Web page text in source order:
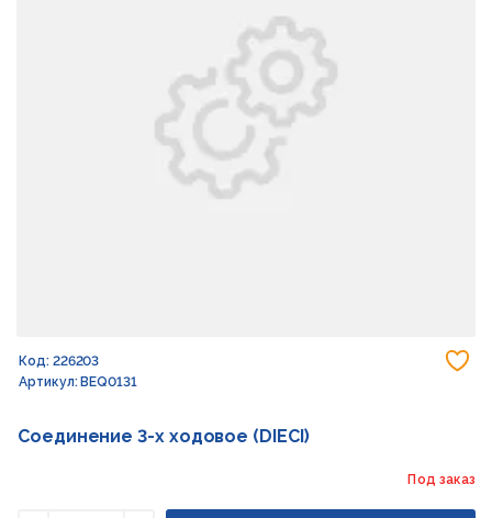
Код: 226203
Артикул: BEQ0131
Соединение 3-х ходовое (DIECI)
Под заказ